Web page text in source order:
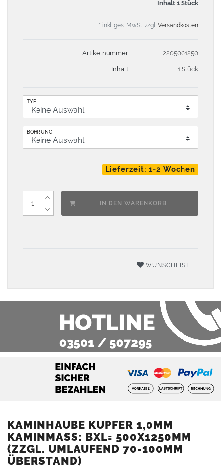
Inhalt 1 Stück
* inkl. ges. MwSt. zzgl. Versandkosten
Artikelnummer 2205001250
Inhalt 1 Stück
TYP
BOHRUNG
Lieferzeit: 1-2 Wochen
IN DEN WARENKORB
WUNSCHLISTE
KAMINHAUBE KUPFER 1,0MM
KAMINMASS: BXL= 500X1250MM (
ZZGL. UMLAUFEND 70-100MM Ü
BERSTAND)